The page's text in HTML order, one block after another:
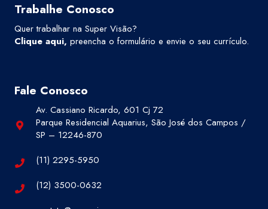
Trabalhe Conosco
Quer trabalhar na Super Visão?
Clique aqui, preencha o formulário e envie o seu currículo.
Fale Conosco
Av. Cassiano Ricardo, 601 Cj 72
Parque Residencial Aquarius, São José dos Campos /
SP – 12246-870
(11) 2295-5950
(12) 3500-0632